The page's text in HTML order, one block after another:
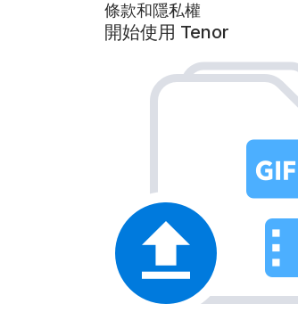
條款和隱私權
開始使用 Tenor